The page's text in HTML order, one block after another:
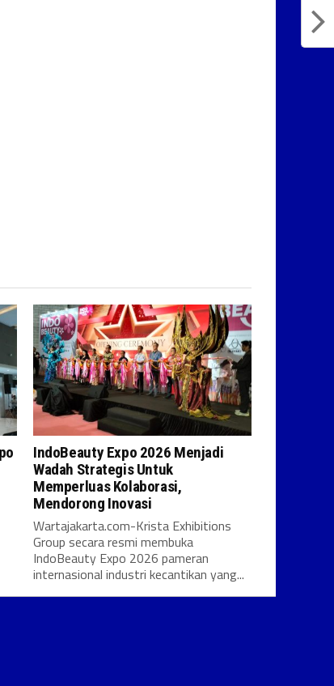
IndoBeauty Expo 2026 Menjadi
Wadah Strategis Untuk
Memperluas Kolaborasi,
Mendorong Inovasi
Wartajakarta.com-Krista Exhibitions
Group secara resmi membuka
IndoBeauty Expo 2026 pameran
internasional industri kecantikan yang...